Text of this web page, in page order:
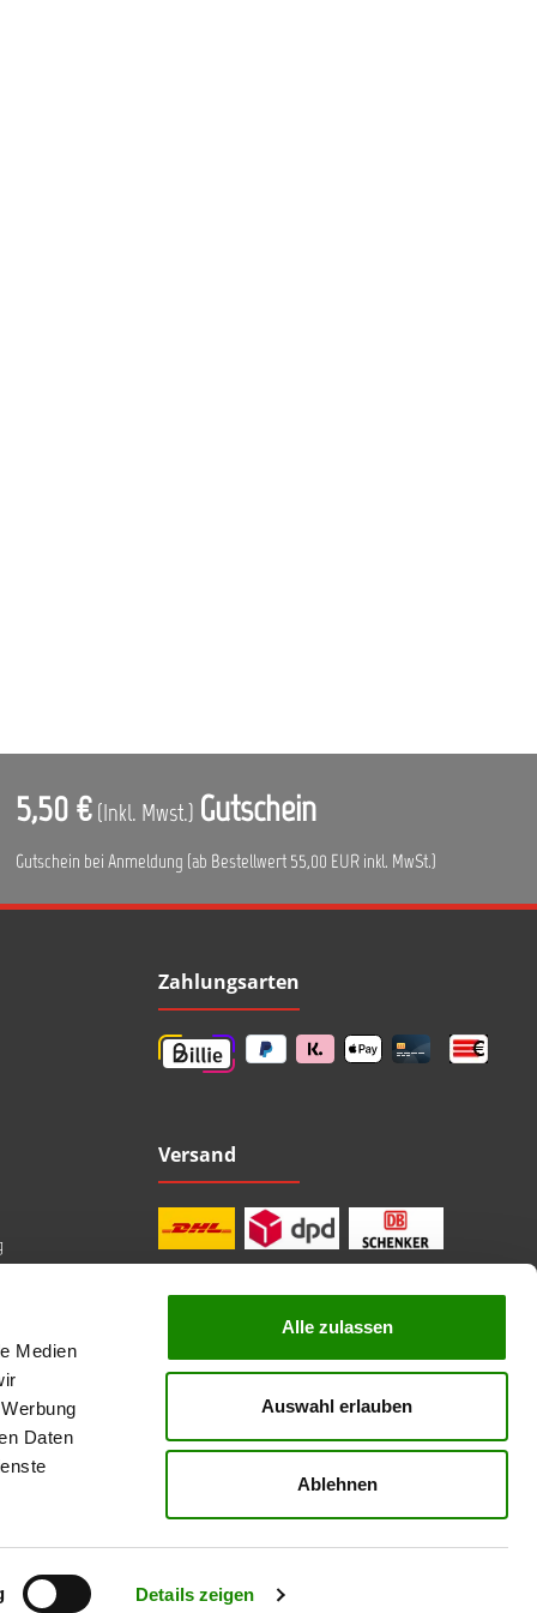
Medien
Daten
Details zeigen
Alle zulassen
Auswahl erlauben
Ablehnen
5,50 € (Inkl. Mwst.) Gutschein
Gutschein bei Anmeldung (ab Bestellwert 55,00 EUR inkl. MwSt.)
Zahlungsarten
Versand
professionelle Beratung
Top Marken
sichere Bezahlung
kostenlose Rücksendung
anders angegeben.